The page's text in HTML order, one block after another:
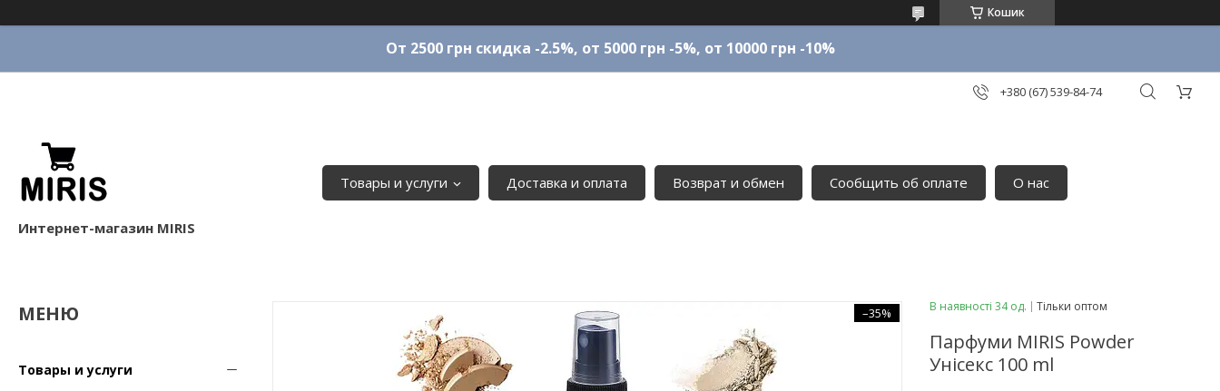
Кошик
От 2500 грн скидка -2.5%, от 5000 грн -5%, от 10000 грн -10%
+380 (67) 539-84-74
Интернет-магазин MIRIS
Товары и услуги Доставка и оплата Возврат и обмен Сообщить об оплате О нас
Товары и услуги
–35% В наявності 34 од. Тільки оптом
Парфуми MIRIS Powder
Унісекс 100 ml